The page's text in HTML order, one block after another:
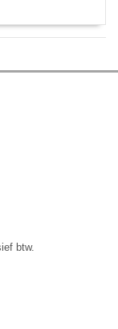
btw.